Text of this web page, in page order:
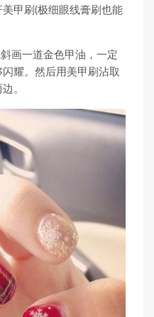
甲刷(极细眼线膏刷也能
一道金色甲油，一定
耀。然后用美甲刷沾取
。